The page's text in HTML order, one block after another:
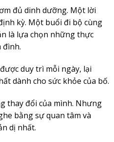
đủ dinh dưỡng. Một lời
kỳ. Một buổi đi bộ cùng
là lựa chọn những thực
đình.
duy trì mỗi ngày, lại
dành cho sức khỏe của bố.
thay đổi của mình. Nhưng
bằng sự quan tâm và
dị nhất.